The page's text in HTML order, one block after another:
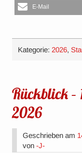
E-Mail
Kategorie: 2026,
Rückblick –
2026
Geschrieben am
von-J-